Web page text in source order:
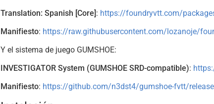
Translation: Spanish [Core]: https://foundryvtt.com/
Manifiesto: https://raw.githubusercontent.com/lozanoje/
Y el sistema de juego GUMSHOE:
INVESTIGATOR System (GUMSHOE SRD-compatible):
Manifiesto: https://github.com/n3dst4/gumshoe-fvtt/